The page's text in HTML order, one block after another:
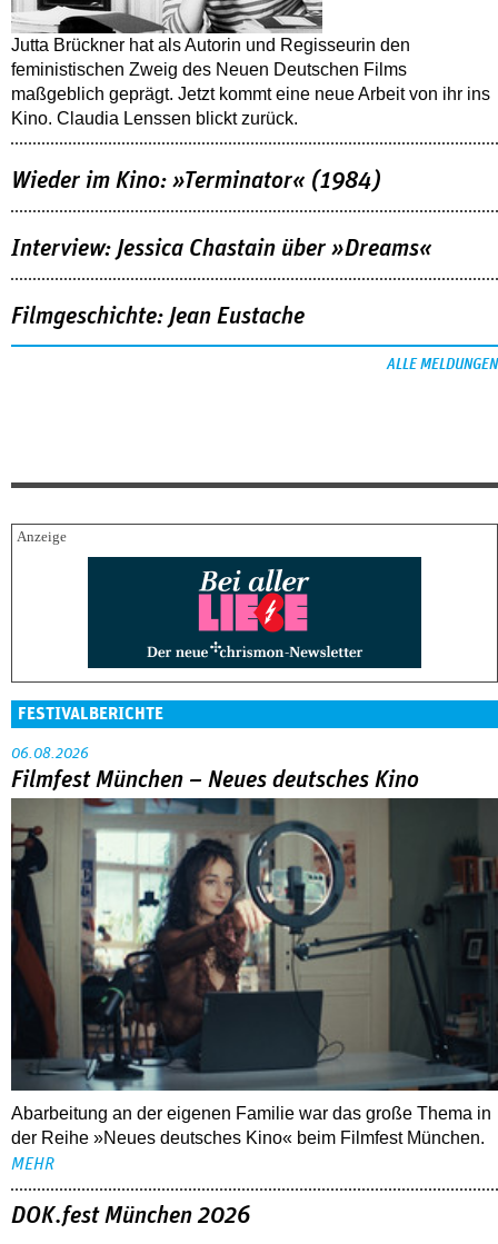
Jutta Brückner hat als Autorin und Regisseurin den
feministischen Zweig des Neuen Deutschen Films
maßgeblich geprägt. Jetzt kommt eine neue Arbeit von ihr ins
Kino. Claudia Lenssen blickt zurück.
Wieder im Kino: »Terminator« (1984)
Interview: Jessica Chastain über »Dreams«
Filmgeschichte: Jean Eustache
ALLE MELDUNGEN
FESTIVALBERICHTE
06.08.2026
Filmfest München – Neues deutsches Kino
Abarbeitung an der eigenen Familie war das große Thema in
der Reihe »Neues deutsches Kino« beim Filmfest München.
MEHR
DOK.fest München 2026